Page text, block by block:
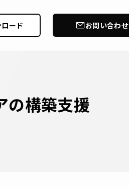
ード お問い合わせ
の構築支援